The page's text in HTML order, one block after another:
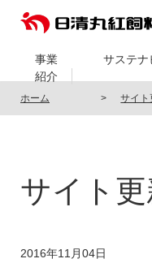
事業
紹介
サステナ
ホーム サイト
サイト
2016年11月04日